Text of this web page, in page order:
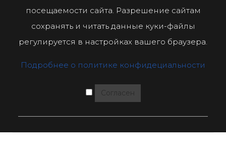
посещаемости сайта. Разрешение сайтам
сохранять и читать данные куки-файлы
регулируется в настройках вашего браузера.
Подробнее о политике конфидециальности
Согласен